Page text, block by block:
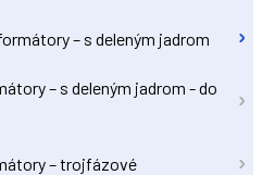
– s deleným jadrom
– s deleným jadrom - do
– trojfázové